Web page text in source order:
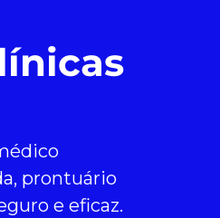
prontuário
e eficaz.